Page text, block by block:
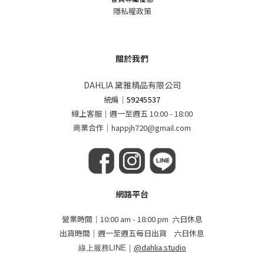
隱私權政策
關於我們
DAHLIA 黛雅精品有限公司
統編 ｜59245537
線上客服｜週一至週五 10:00 - 18:00
商業合作｜happjh720@gmail.com
網路平台
營業時間｜10:00 am - 18:00 pm 六日休息
出貨時間｜週一至週五每日出貨 六日休息
線上服務LINE｜ @dahlia.studio